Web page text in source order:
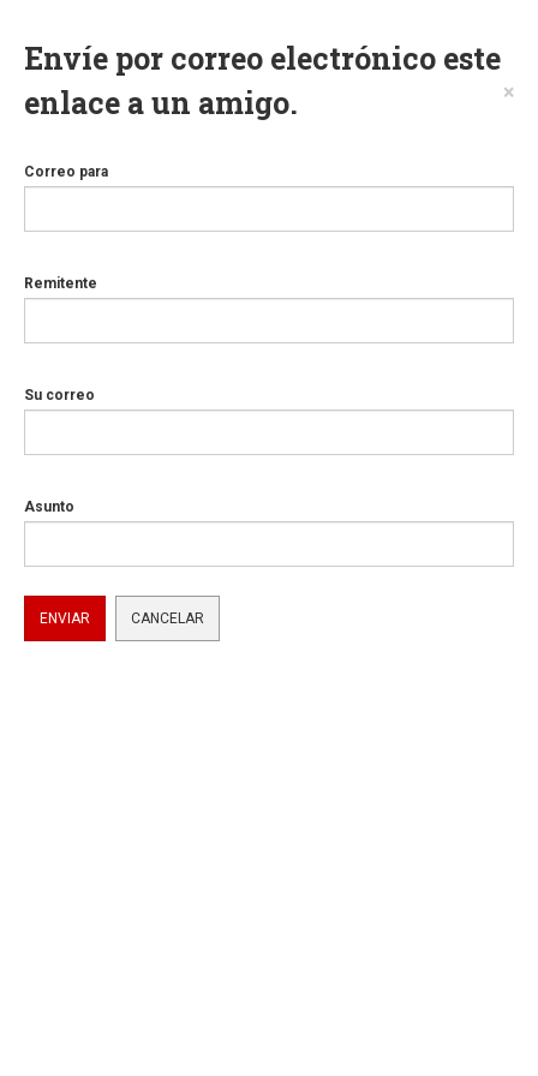
Envíe por correo electrónico este
enlace a un amigo.
×
Correo para
Remitente
Su correo
Asunto
ENVIAR CANCELAR